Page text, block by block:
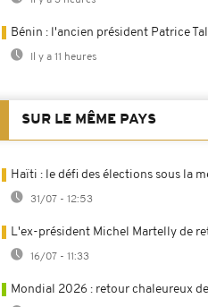
Bénin : l'ancien président Patrice
Il y a 11 heures
SUR LE MÊME PAYS
Haïti : le défi des élections sous la
31/07 - 12:53
L'ex-président Michel Martelly de
16/07 - 11:33
Mondial 2026 : retour chaleureux